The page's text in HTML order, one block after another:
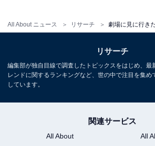
All About ニュース リサーチ
リサーチ
編集部が独自目線で調査したトピックスをはじめ、最
レンドに関するランキングなど、世の中で注目を集め
しています。
関連サービス
All About
All